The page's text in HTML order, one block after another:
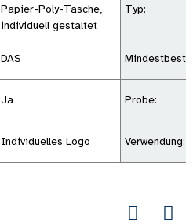
Papier-Poly-Tasche,
individuell gestaltet
Typ:
DAS
Ja Probe:
Individuelles Logo Verwendung: